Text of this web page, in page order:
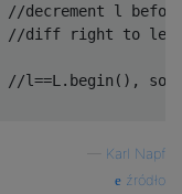
//decrement l
//diff right to
//l==L.begin(), so
Karl Napf
źródło